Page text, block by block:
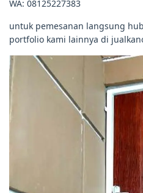
WA: 08125227383
untuk pemesanan langsung
portfolio kami lainnya di